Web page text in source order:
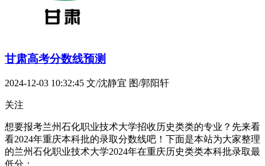
甘肃高考分数线预测
2024-12-03 10:32:45 文/沈静宜 图/郭阳轩
关注
想要报考兰州石化职业技术大学招收历史类类的专业？先来看
看2024年重庆本科批的录取分数线吧！下面是本站为大家整理
的兰州石化职业技术大学2024年在重庆历史类类本科批录取最